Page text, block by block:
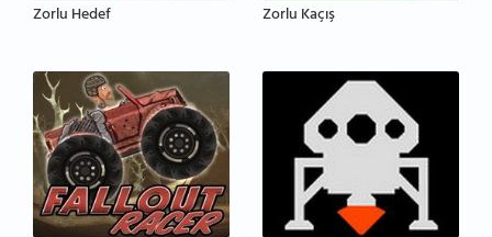
Zorlu Hedef Zorlu Kaçış